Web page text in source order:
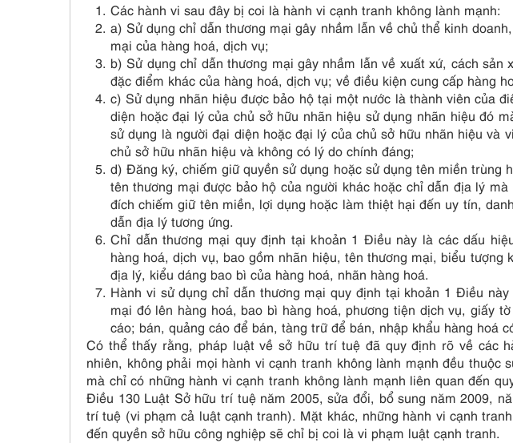
Các hành vi sau đây bị coi là hành vi cạnh tranh không lành mạnh:
a) Sử dụng chỉ dẫn thương mại gây nhầm lẫn về chủ thể kinh
mại của hàng hoá, dịch vụ;
b) Sử dụng chỉ dẫn thương mại gây nhầm lẫn về xuất xứ, cách
đặc điểm khác của hàng hoá, dịch vụ; về điều kiện cung cấp hàng
c) Sử dụng nhãn hiệu được bảo hộ tại một nước là thành viên của
diện hoặc đại lý của chủ sở hữu nhãn hiệu sử dụng nhãn hiệu đó
sử dụng là người đại diện hoặc đại lý của chủ sở hữu nhãn hiệu và
chủ sở hữu nhãn hiệu và không có lý do chính đáng;
d) Đăng ký, chiếm giữ quyền sử dụng hoặc sử dụng tên miền trùng
tên thương mại được bảo hộ của người khác hoặc chỉ dẫn địa lý
đích chiếm giữ tên miền, lợi dụng hoặc làm thiệt hại đến uy tín,
dẫn địa lý tương ứng.
Chỉ dẫn thương mại quy định tại khoản 1 Điều này là các dấu
hàng hoá, dịch vụ, bao gồm nhãn hiệu, tên thương mại, biểu tượng
địa lý, kiểu dáng bao bì của hàng hoá, nhãn hàng hoá.
Hành vi sử dụng chỉ dẫn thương mại quy định tại khoản 1 Điều
mại đó lên hàng hoá, bao bì hàng hoá, phương tiện dịch vụ, giấy
cáo; bán, quảng cáo để bán, tàng trữ để bán, nhập khẩu hàng hoá
Có thể thấy rằng, pháp luật về sở hữu trí tuệ đã quy định rõ về các
nhiên, không phải mọi hành vi cạnh tranh không lành mạnh đều thuộc
mà chỉ có những hành vi cạnh tranh không lành mạnh liên quan đến
Điều 130 Luật Sở hữu trí tuệ năm 2005, sửa đổi, bổ sung năm 2009,
trí tuệ (vi phạm cả luật cạnh tranh). Mặt khác, những hành vi cạnh
đến quyền sở hữu công nghiệp sẽ chỉ bị coi là vi phạm luật cạnh tranh.